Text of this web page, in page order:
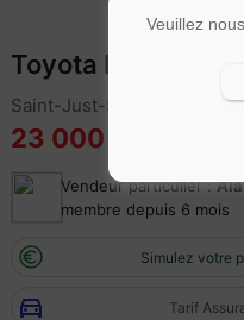
Toyota Land
Saint-Just-Saint-Rambert
23 000 €
Vendeur particulier :
membre depuis 6 mois
Simulez votre
Tarif
Veuillez